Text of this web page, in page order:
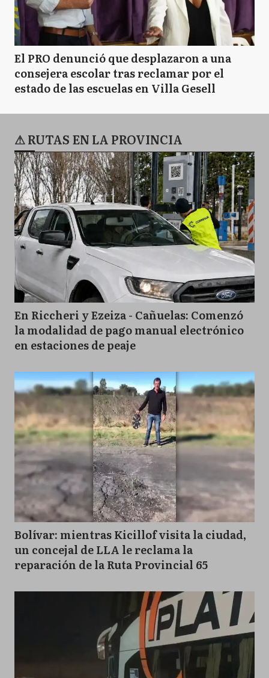
El PRO denunció que desplazaron a una
consejera escolar tras reclamar por el
estado de las escuelas en Villa Gesell
⚠ RUTAS EN LA PROVINCIA
En Riccheri y Ezeiza - Cañuelas: Comenzó
la modalidad de pago manual electrónico
en estaciones de peaje
Bolívar: mientras Kicillof visita la ciudad,
un concejal de LLA le reclama la
reparación de la Ruta Provincial 65